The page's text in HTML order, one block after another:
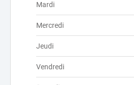
Mardi
Mercredi
Jeudi
Vendredi